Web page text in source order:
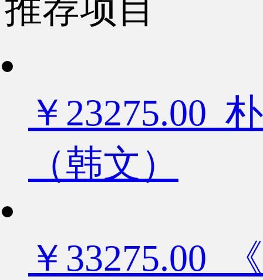
推荐项目
￥23275.00
（韩文）
￥33275.00